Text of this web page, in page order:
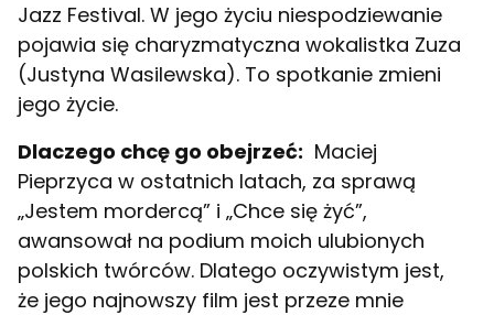
Jazz Festival. W jego życiu niespodziewanie
pojawia się charyzmatyczna wokalistka Zuza
(Justyna Wasilewska). To spotkanie zmieni
jego życie.
Dlaczego chcę go obejrzeć: Maciej
Pieprzyca w ostatnich latach, za sprawą
„Jestem mordercą” i „Chce się żyć”,
awansował na podium moich ulubionych
polskich twórców. Dlatego oczywistym jest,
że jego najnowszy film jest przeze mnie